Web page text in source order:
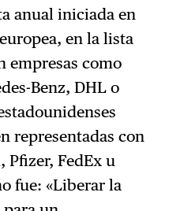
anual iniciada en
en la lista
empresas como
Benz, DHL o
representadas con
Pfizer, FedEx u
fue: «Liberar la